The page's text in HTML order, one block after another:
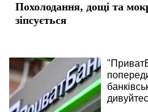
Похолодання, дощі та
зіпсується